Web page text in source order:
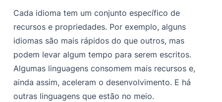
Cada idioma tem um conjunto específico de
recursos e propriedades. Por exemplo, alguns
idiomas são mais rápidos do que outros, mas
podem levar algum tempo para serem escritos.
Algumas linguagens consomem mais recursos e,
ainda assim, aceleram o desenvolvimento. E há
outras linguagens que estão no meio.